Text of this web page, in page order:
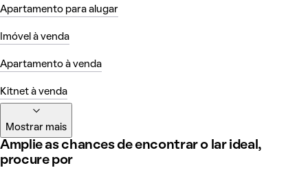
Apartamento para alugar
Imóvel à venda
Apartamento à venda
Kitnet à venda
Mostrar mais
Amplie as chances de encontrar o lar ideal,
procure por